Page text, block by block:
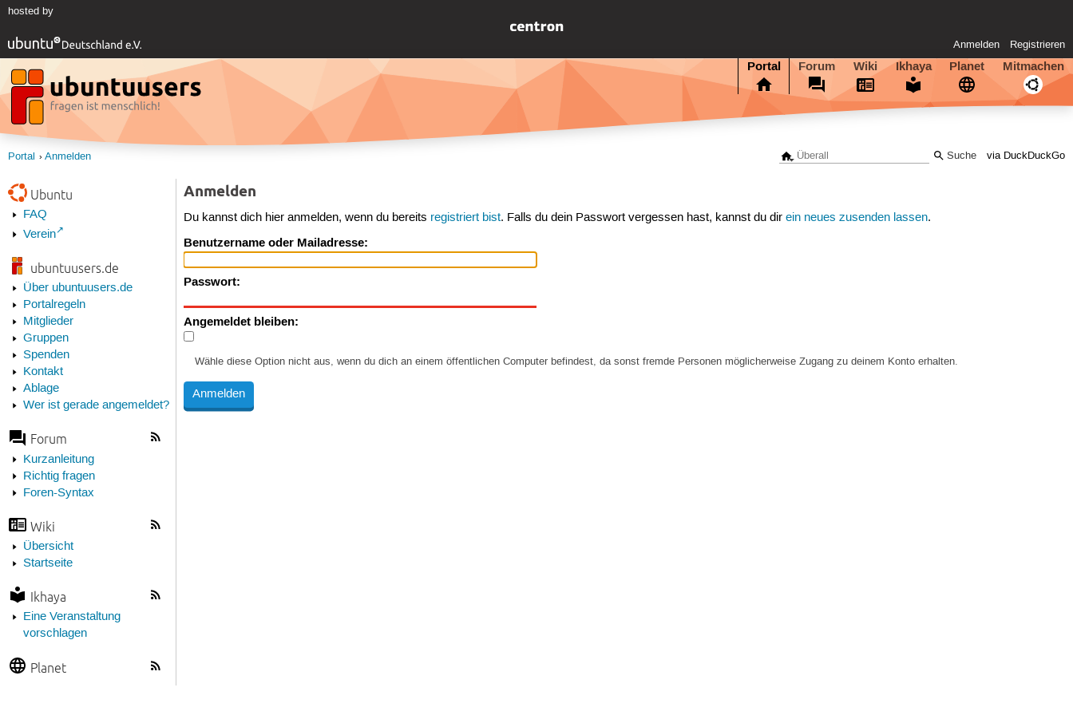
hosted by
Anmelden Registrieren
Portal Forum Wiki Ikhaya Planet Mitmachen
via DuckDuckGo
Portal Anmelden
Ubuntu
FAQ
Verein
ubuntuusers.de
Über ubuntuusers.de
Portalregeln
Mitglieder
Gruppen
Spenden
Kontakt
Ablage
Wer ist gerade angemeldet?
Forum
Kurzanleitung
Richtig fragen
Foren-Syntax
Wiki
Übersicht
Startseite
Ikhaya
Eine Veranstaltung
vorschlagen
Planet
Anmelden
Du kannst dich hier anmelden, wenn du bereits registriert bist. Falls du dein Passwort vergessen hast, kannst du direin neues zusenden lassen.
Benutzername oder Mailadresse:
Passwort:
Angemeldet bleiben:
Wähle diese Option nicht aus, wenn du dich an einem öffentlichen Computer befindest, da sonst fremde Personen möglicherweise Zugang zu deinem Konto erhalten.